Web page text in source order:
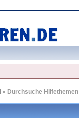
» Durchsuche Hilfethemen